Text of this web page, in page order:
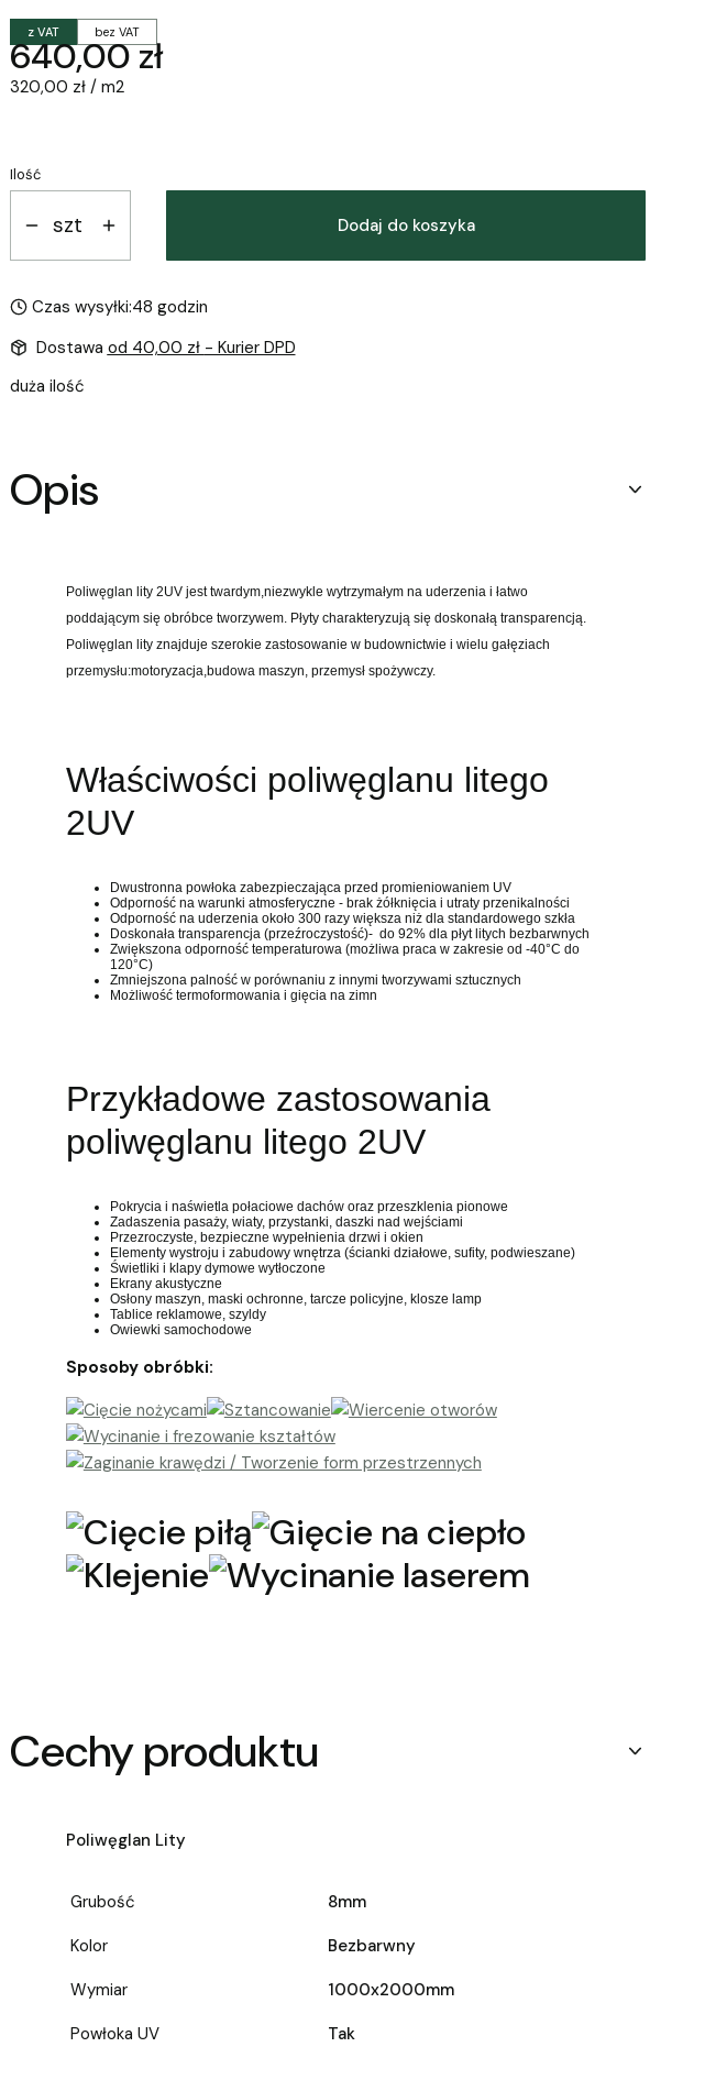
z VAT bez VAT
Cena
640,00 zł
320,00 zł / m2
Ilość
szt Dodaj do koszyka
Czas wysyłki:48 godzin
Dostawa od 40,00 zł - Kurier DPD
duża ilość
Opis
Poliwęglan lity 2UV jest twardym,niezwykle wytrzymałym na uderzenia i łatwo
poddającym się obróbce tworzywem. Płyty charakteryzują się doskonałą transparencją.
Poliwęglan lity znajduje szerokie zastosowanie w budownictwie i wielu gałęziach
przemysłu:motoryzacja,budowa maszyn, przemysł spożywczy.
Właściwości poliwęglanu litego
2UV
Dwustronna powłoka zabezpieczająca przed promieniowaniem UV
Odporność na warunki atmosferyczne - brak żółknięcia i utraty przenikalności
Odporność na uderzenia około 300 razy większa niż dla standardowego szkła
Doskonała transparencja (przeźroczystość)- do 92% dla płyt litych bezbarwnych
Zwiększona odporność temperaturowa (możliwa praca w zakresie od -40°C do
120°C)
Zmniejszona palność w porównaniu z innymi tworzywami sztucznych
Możliwość termoformowania i gięcia na zimn
Przykładowe zastosowania
poliwęglanu litego 2UV
Pokrycia i naświetla połaciowe dachów oraz przeszklenia pionowe
Zadaszenia pasaży, wiaty, przystanki, daszki nad wejściami
Przezroczyste, bezpieczne wypełnienia drzwi i okien
Elementy wystroju i zabudowy wnętrza (ścianki działowe, sufity, podwieszane)
Świetliki i klapy dymowe wytłoczone
Ekrany akustyczne
Osłony maszyn, maski ochronne, tarcze policyjne, klosze lamp
Tablice reklamowe, szyldy
Owiewki samochodowe
Sposoby obróbki:
Cechy produktu
Poliwęglan Lity
Grubość
8mm
Kolor
Bezbarwny
Wymiar
1000x2000mm
Powłoka UV
Tak